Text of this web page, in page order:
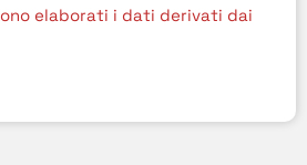
elaborati i dati derivati dai